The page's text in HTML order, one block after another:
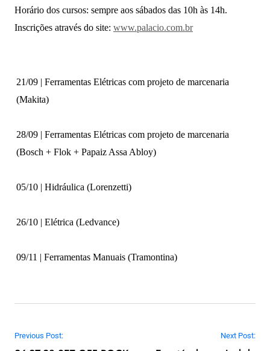
Horário dos cursos: sempre aos sábados das 10h às 14h.
Inscrições através do site: www.palacio.com.br
21/09 | Ferramentas Elétricas com projeto de marcenaria
(Makita)
28/09 | Ferramentas Elétricas com projeto de marcenaria
(Bosch + Flok + Papaiz Assa Abloy)
05/10 | Hidráulica (Lorenzetti)
26/10 | Elétrica (Ledvance)
09/11 | Ferramentas Manuais (Tramontina)
Navegação de Post
Previous Post: Next Post: